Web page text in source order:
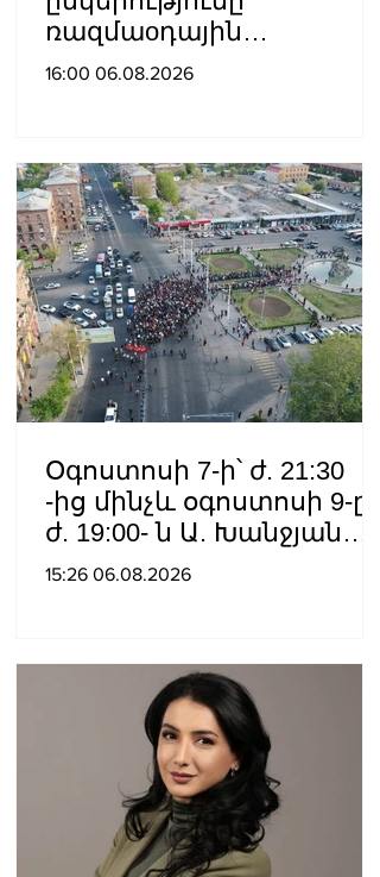
ռազմաoդային
գործողությունների
Ադրբեջանին
16:00 06.08.2026
Օգոստոսի 7-ի՝ ժ. 21:30
-ից մինչև օգոստոսի 9-ը՝
ժ. 19:00- ն Ա. Խանջյան
փողոցի
ուղետարը մինչև Տ. Մեծի
պողոտա խաչմերուկը
երթևեկության համար
փակ է լինելու
15:26 06.08.2026